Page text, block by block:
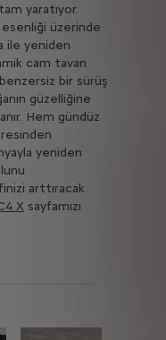
yaratıyor.
üzerinde
ile yeniden
cam tavan
bir sürüş
güzelliğine
Hem gündüz
yeniden
arttıracak
X sayfamızı